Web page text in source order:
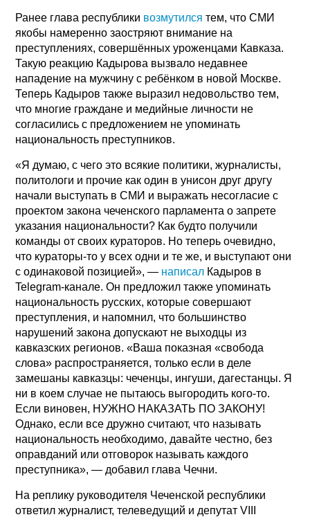
Ранее глава республики возмутился тем, что СМИ
якобы намеренно заостряют внимание на
преступлениях, совершённых уроженцами Кавказа.
Такую реакцию Кадырова вызвало недавнее
нападение на мужчину с ребёнком в новой Москве.
Теперь Кадыров также выразил недовольство тем,
что многие граждане и медийные личности не
согласились с предложением не упоминать
национальность преступников.
«Я думаю, с чего это всякие политики, журналисты,
политологи и прочие как один в унисон друг другу
начали выступать в СМИ и выражать несогласие с
проектом закона чеченского парламента о запрете
указания национальности? Как будто получили
команды от своих кураторов. Но теперь очевидно,
что кураторы-то у всех одни и те же, и выступают они
с одинаковой позицией», — написал Кадыров в
Telegram-канале. Он предложил также упоминать
национальность русских, которые совершают
преступления, и напомнил, что большинство
нарушений закона допускают не выходцы из
кавказских регионов. «Ваша показная «свобода
слова» распространяется, только если в деле
замешаны кавказцы: чеченцы, ингуши, дагестанцы. Я
ни в коем случае не пытаюсь выгородить кого-то.
Если виновен, НУЖНО НАКАЗАТЬ ПО ЗАКОНУ!
Однако, если все дружно считают, что называть
национальность необходимо, давайте честно, без
оправданий или отговорок называть каждого
преступника», — добавил глава Чечни.
На реплику руководителя Чеченской республики
ответил журналист, телеведущий и депутат VIII